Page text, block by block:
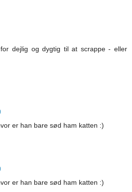
dejlig og dygtig til at scrappe - eller
er han bare sød ham katten :)
er han bare sød ham katten :)